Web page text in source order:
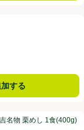
する
名物 栗めし 1食(400g)